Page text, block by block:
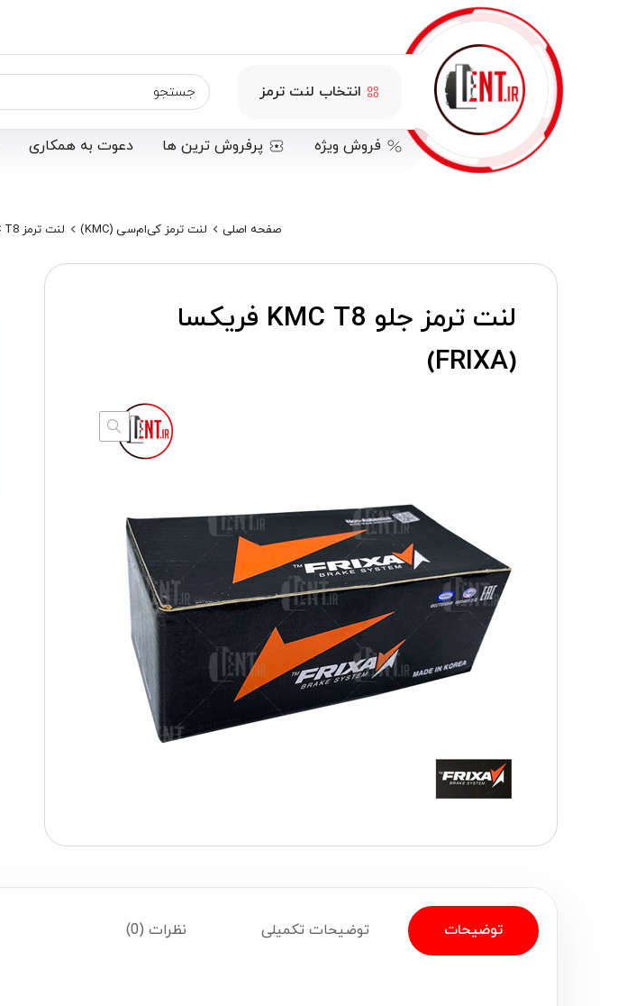
انتخاب لنت ترمز
فروش ویژه پرفروش ترین ها دعوت به همکاری
صفحه اصلی لنت ترمز کی‌ام‌سی (KMC) لنت ترمز KMC T8
لنت ترمز جلو KMC T8 فریکسا
(FRIXA)
توضیحات توضیحات تکمیلی نظرات (0)